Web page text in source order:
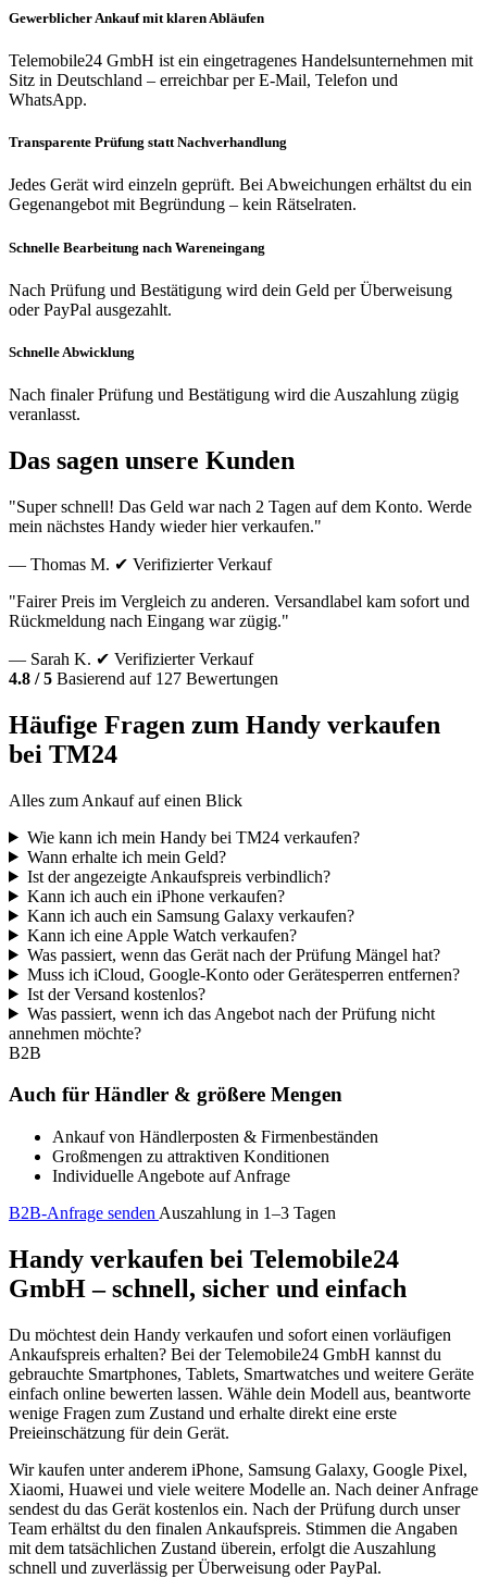
Gewerblicher Ankauf mit klaren Abläufen
Telemobile24 GmbH ist ein eingetragenes Handelsunternehmen mit
Sitz in Deutschland – erreichbar per E-Mail, Telefon und
WhatsApp.
Transparente Prüfung statt Nachverhandlung
Jedes Gerät wird einzeln geprüft. Bei Abweichungen erhältst du ein
Gegenangebot mit Begründung – kein Rätselraten.
Schnelle Bearbeitung nach Wareneingang
Nach Prüfung und Bestätigung wird dein Geld per Überweisung
oder PayPal ausgezahlt.
Schnelle Abwicklung
Nach finaler Prüfung und Bestätigung wird die Auszahlung zügig
veranlasst.
Das sagen unsere Kunden
"Super schnell! Das Geld war nach 2 Tagen auf dem Konto. Werde
mein nächstes Handy wieder hier verkaufen."
— Thomas M. ✔ Verifizierter Verkauf
"Fairer Preis im Vergleich zu anderen. Versandlabel kam sofort und
Rückmeldung nach Eingang war zügig."
— Sarah K. ✔ Verifizierter Verkauf
4.8 / 5 Basierend auf 127 Bewertungen
Häufige Fragen zum Handy verkaufen
bei TM24
Alles zum Ankauf auf einen Blick
Wie kann ich mein Handy bei TM24 verkaufen?
Wann erhalte ich mein Geld?
Ist der angezeigte Ankaufspreis verbindlich?
Kann ich auch ein iPhone verkaufen?
Kann ich auch ein Samsung Galaxy verkaufen?
Kann ich eine Apple Watch verkaufen?
Was passiert, wenn das Gerät nach der Prüfung Mängel hat?
Muss ich iCloud, Google-Konto oder Gerätesperren entfernen?
Ist der Versand kostenlos?
Was passiert, wenn ich das Angebot nach der Prüfung nicht
annehmen möchte?
B2B
Auch für Händler & größere Mengen
Ankauf von Händlerposten & Firmenbeständen
Großmengen zu attraktiven Konditionen
Individuelle Angebote auf Anfrage
B2B-Anfrage senden Auszahlung in 1–3 Tagen
Handy verkaufen bei Telemobile24
GmbH – schnell, sicher und einfach
Du möchtest dein Handy verkaufen und sofort einen vorläufigen
Ankaufspreis erhalten? Bei der Telemobile24 GmbH kannst du
gebrauchte Smartphones, Tablets, Smartwatches und weitere Geräte
einfach online bewerten lassen. Wähle dein Modell aus, beantworte
wenige Fragen zum Zustand und erhalte direkt eine erste
Preieinschätzung für dein Gerät.
Wir kaufen unter anderem iPhone, Samsung Galaxy, Google Pixel,
Xiaomi, Huawei und viele weitere Modelle an. Nach deiner Anfrage
sendest du das Gerät kostenlos ein. Nach der Prüfung durch unser
Team erhältst du den finalen Ankaufspreis. Stimmen die Angaben
mit dem tatsächlichen Zustand überein, erfolgt die Auszahlung
schnell und zuverlässig per Überweisung oder PayPal.